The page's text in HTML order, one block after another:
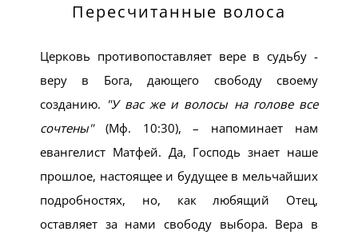
Пересчитанные волоса
Церковь противопоставляет вере в судьбу -
веру в Бога, дающего свободу своему
созданию.
У вас же и волосы на голове все
сочтены (Мф. 10:30), – напоминает нам
евангелист Матфей. Да, Господь знает наше
прошлое, настоящее и будущее в мельчайших
подробностях, но, как любящий Отец,
оставляет за нами свободу выбора. Вера в